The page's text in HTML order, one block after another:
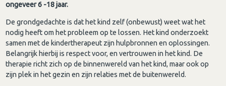
ongeveer 6 -18 jaar.
De grondgedachte is dat het kind zelf (onbewust) weet wat het
nodig heeft om het probleem op te lossen. Het kind onderzoekt
samen met de kindertherapeut zijn hulpbronnen en oplossingen.
Belangrijk hierbij is respect voor, en vertrouwen in het kind. De
therapie richt zich op de binnenwereld van het kind, maar ook op
zijn plek in het gezin en zijn relaties met de buitenwereld.